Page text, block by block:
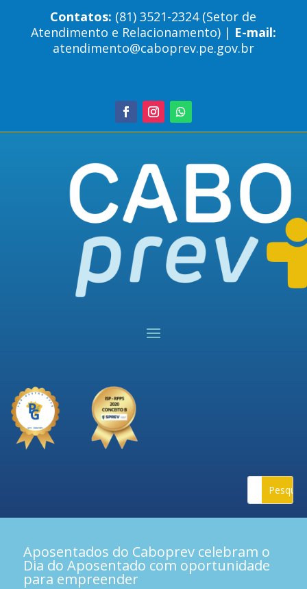
Contatos: (81) 3521-2324 (Setor de
Atendimento e Relacionamento) | E-mail:
atendimento@caboprev.pe.gov.br
Aposentados do Caboprev celebram o
Dia do Aposentado com oportunidade
para empreender